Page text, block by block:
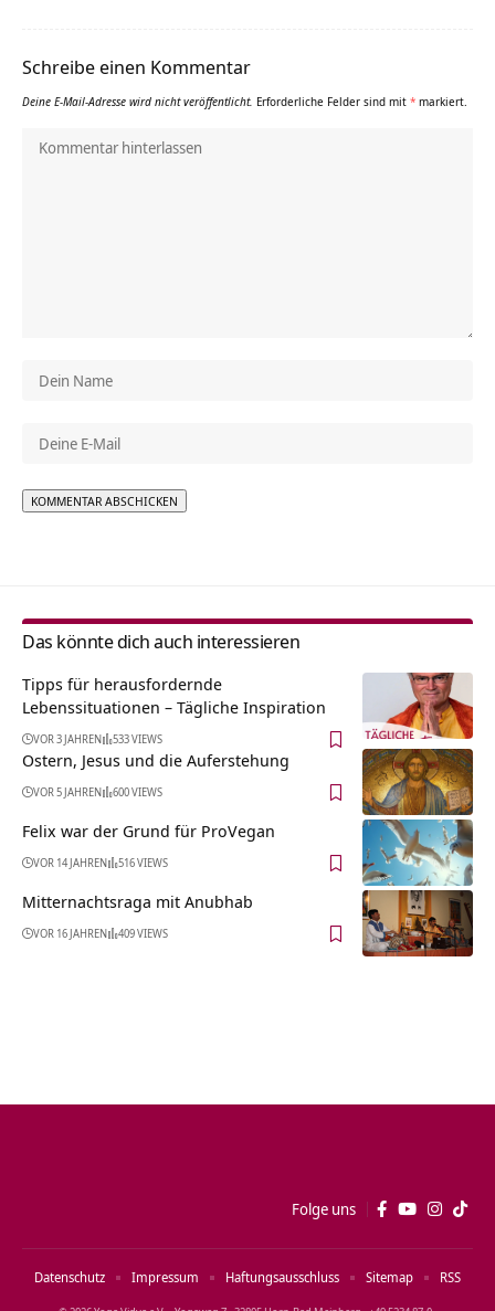
Schreibe einen Kommentar
Deine E-Mail-Adresse wird nicht veröffentlicht. Erforderliche Felder sind mit * markiert.
Das könnte dich auch interessieren
Tipps für herausfordernde
Lebenssituationen – Tägliche Inspiration
VOR 3 JAHREN 533 VIEWS
Ostern, Jesus und die Auferstehung
VOR 5 JAHREN 600 VIEWS
Felix war der Grund für ProVegan
VOR 14 JAHREN 516 VIEWS
Mitternachtsraga mit Anubhab
VOR 16 JAHREN 409 VIEWS
Folge uns
Datenschutz Impressum Haftungsausschluss Sitemap RSS